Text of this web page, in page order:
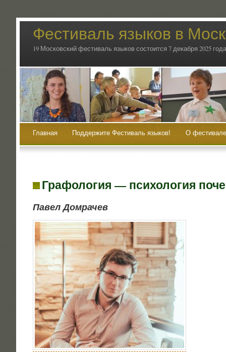
Фестиваль языков в
19 Московский фестиваль языков состоится 7 декабря 2025
Главная Поддержите Фестиваль языков! О
Графология — психология
Павел Дом­ра­чев